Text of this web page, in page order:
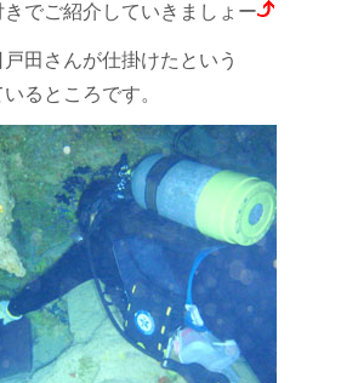
でご紹介していきましょー
田さんが仕掛けたという
るところです。